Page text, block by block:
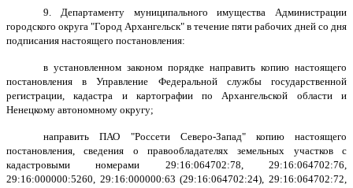
9. Департаменту муниципального имущества Администрации
городского округа "Город Архангельск" в течение пяти рабочих дней со дня
подписания настоящего постановления:
в установленном законом порядке направить копию настоящего
постановления в Управление Федеральной службы государственной
регистрации, кадастра и картографии по Архангельской области и
Ненецкому автономному округу;
направить ПАО "Россети Северо-Запад" копию настоящего
постановления, сведения о правообладателях земельных участков с
кадастровыми номерами 29:16:064702:78, 29:16:064702:76,
29:16:000000:5260, 29:16:000000:63 (29:16:064702:24), 29:16:064702:72,